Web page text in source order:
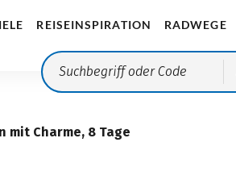
REISEINSPIRATION RADWEGE
mit Charme, 8 Tage